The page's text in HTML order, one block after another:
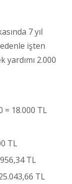
7 yıl
işten
yardımı 2.000
= 18.000 TL
TL
TL
TL